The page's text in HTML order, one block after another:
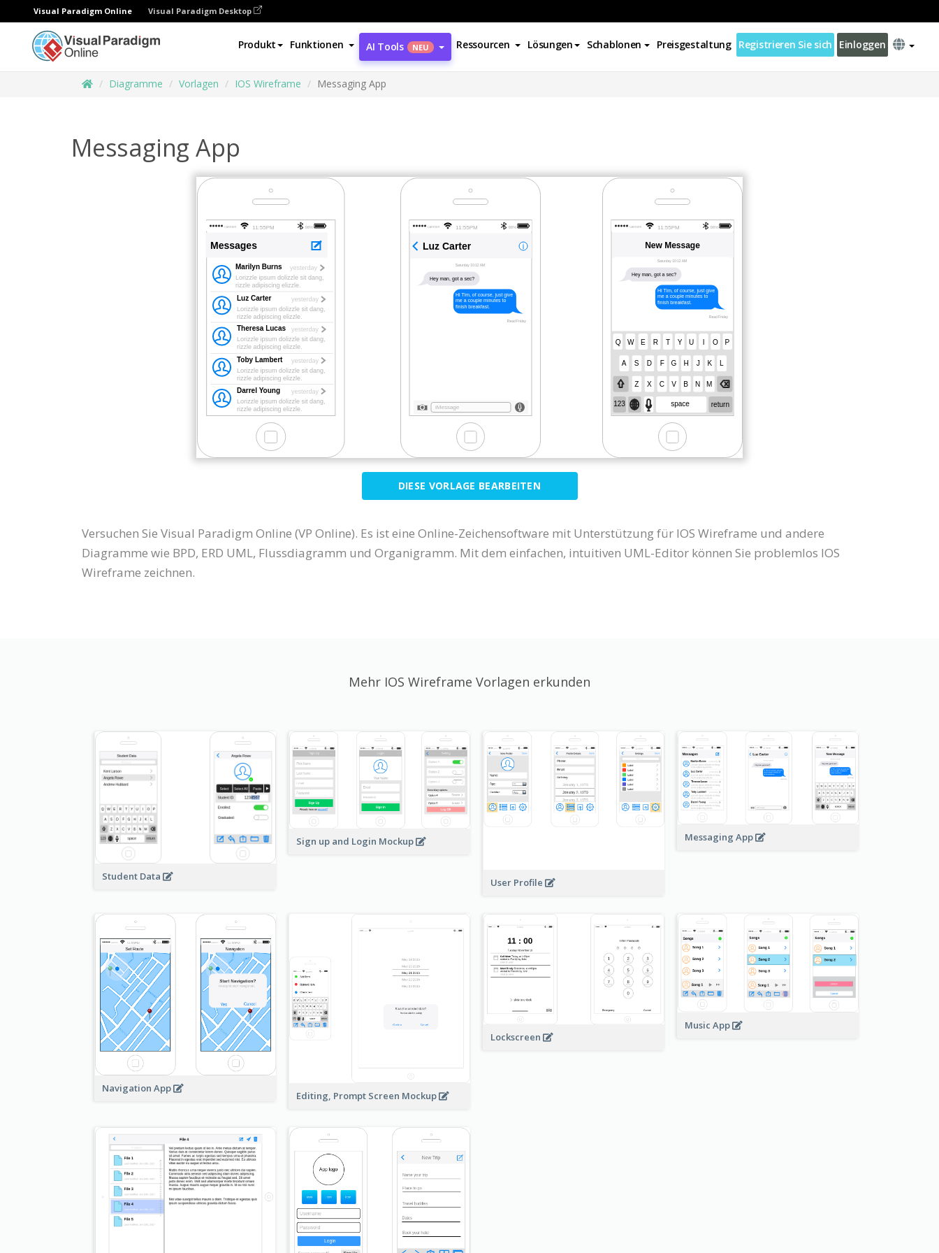
Visual Paradigm Online Visual Paradigm Desktop
Produkt Funktionen AI Tools NEU Ressourcen Lösungen Schablonen Preisgestaltung Registrieren Sie sich Einloggen
Diagramme Vorlagen IOS Wireframe Messaging App
Messaging App
DIESE VORLAGE BEARBEITEN
Versuchen Sie Visual Paradigm Online (VP Online). Es ist eine Online-Zeichensoftware mit Unterstützung für IOS Wireframe und andere
Diagramme wie BPD, ERD UML, Flussdiagramm und Organigramm. Mit dem einfachen, intuitiven UML-Editor können Sie problemlos IOS
Wireframe zeichnen.
Mehr IOS Wireframe Vorlagen erkunden
Student Data
Sign up and Login Mockup
User Profile
Messaging App
Navigation App
Editing, Prompt Screen Mockup
Lockscreen
Music App